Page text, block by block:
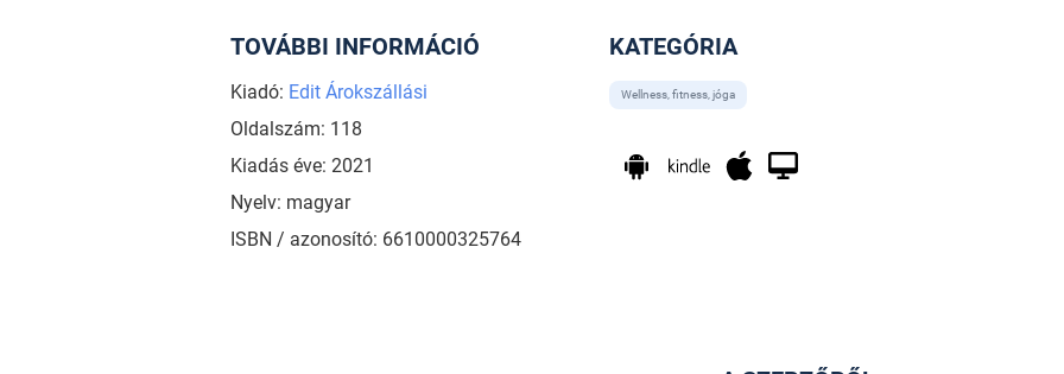
TOVÁBBI INFORMÁCIÓ
Kiadó: Edit Árokszállási
Oldalszám: 118
Kiadás éve: 2021
Nyelv: magyar
ISBN / azonosító: 6610000325764
KATEGÓRIA
Wellness, fitness, jóga